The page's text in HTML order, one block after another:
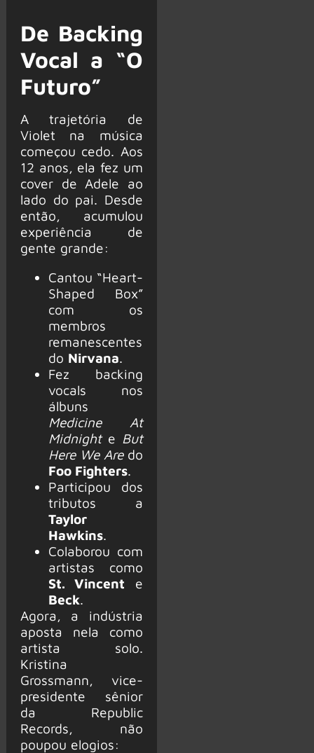
De Backing
Vocal a “O
Futuro”
A trajetória de
Violet na música
começou cedo. Aos
12 anos, ela fez um
cover de Adele ao
lado do pai. Desde
então, acumulou
experiência de
gente grande:
Cantou “Heart-
Shaped Box”
com os
membros
remanescentes
do Nirvana.
Fez backing
vocals nos
álbuns
Medicine At
Midnighte But
Here We Aredo
Foo Fighters.
Participou dos
tributos a
Taylor
Hawkins.
Colaborou com
artistas como
St. Vincent e
Beck.
Agora, a indústria
aposta nela como
artista solo.
Kristina
Grossmann, vice-
presidente sênior
da Republic
Records, não
poupou elogios: